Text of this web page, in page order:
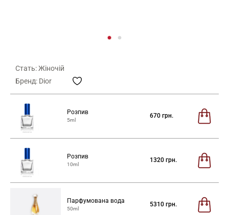
Стать: Жіночій
Бренд: Dior
Розпив
5ml
670 грн.
Розпив
10ml
1320 грн.
Парфумована вода
50ml
5310 грн.